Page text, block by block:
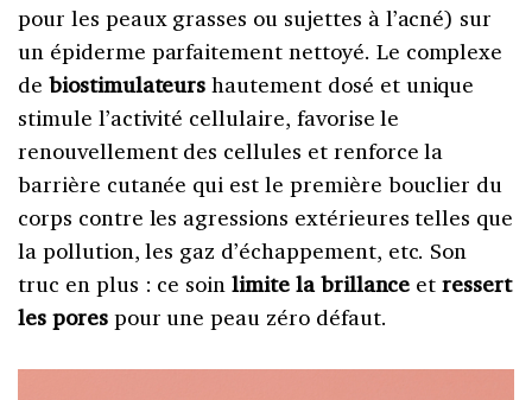
pour les peaux grasses ou sujettes à l’acné) sur
un épiderme parfaitement nettoyé. Le complexe
de biostimulateurs hautement dosé et unique
stimule l’activité cellulaire, favorise le
renouvellement des cellules et renforce la
barrière cutanée qui est le première bouclier du
corps contre les agressions extérieures telles que
la pollution, les gaz d’échappement, etc. Son
truc en plus : ce soin limite la brillance etressert
les porespour une peau zéro défaut.